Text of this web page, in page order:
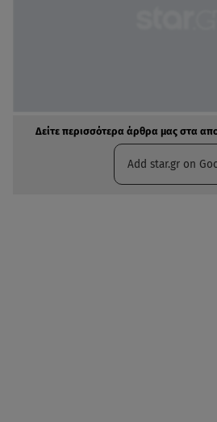
Δείτε περισσότερα άρθρα μας στα
Add star.gr on